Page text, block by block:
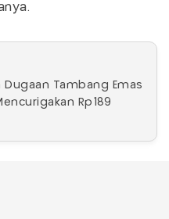
Tambang Emas
Rp189